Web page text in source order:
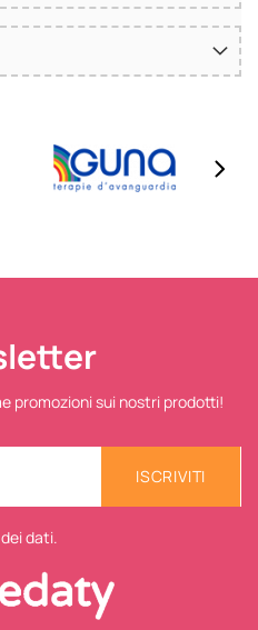
promozioni sui nostri prodotti!
ISCRIVITI
dati.